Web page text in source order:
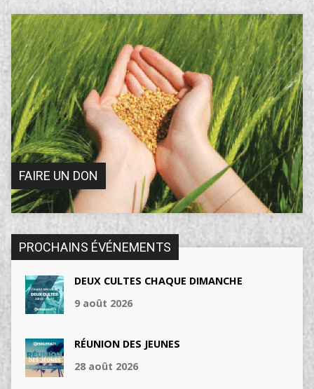
FAIRE UN DON
PROCHAINS ÉVÉNEMENTS
DEUX CULTES CHAQUE DIMANCHE
9 août 2026
RÉUNION DES JEUNES
28 août 2026